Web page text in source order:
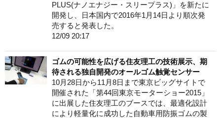
PLUS(ナノエナジー・スリープラス)」を新たに
開発し、日本国内で2016年1月14日より順次発
売すると発表した。
12/09 20:17
ゴムの可能性を広げる住友理工の技術展示、期
待される独自開発のオールゴム触覚センサー
10月28日から11月8日まで東京ビッグサイトで
開催された「第44回東京モーターショー2015」
に出展した住友理工のブースでは、最適化設計
により軽量化に成功した自動車用防振ゴムの製